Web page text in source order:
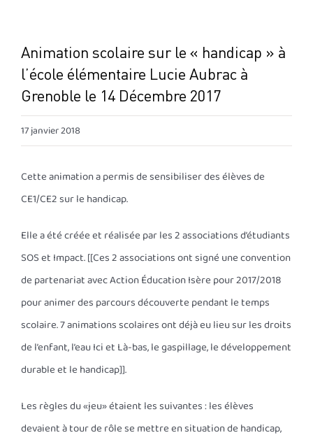
Animation scolaire sur le « handicap » à
l’école élémentaire Lucie Aubrac à
Grenoble le 14 Décembre 2017
17 janvier 2018
Cette animation a permis de sensibiliser des élèves de
CE1/CE2 sur le handicap.
Elle a été créée et réalisée par les 2 associations d’étudiants
SOS et Impact. [[Ces 2 associations ont signé une convention
de partenariat avec Action Éducation Isère pour 2017/2018
pour animer des parcours découverte pendant le temps
scolaire. 7 animations scolaires ont déjà eu lieu sur les droits
de l’enfant, l’eau Ici et Là-bas, le gaspillage, le développement
durable et le handicap]].
Les règles du «jeu» étaient les suivantes : les élèves
devaient à tour de rôle se mettre en situation de handicap,